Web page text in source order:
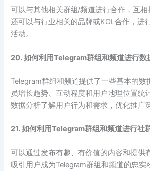
可以与其他相关群组/频道进行合作，互相
还可以与行业相关的品牌或KOL合作，进
活动。
20. 如何利用Telegram群组和频道进行数
Telegram群组和频道提供了一些基本的数
员增长趋势、互动程度和用户地理位置统
数据分析了解用户行为和需求，优化推广
21. 如何利用Telegram群组和频道进行社
可以通过发布有趣、有价值的内容和提供
吸引用户成为Telegram群组和频道的忠实